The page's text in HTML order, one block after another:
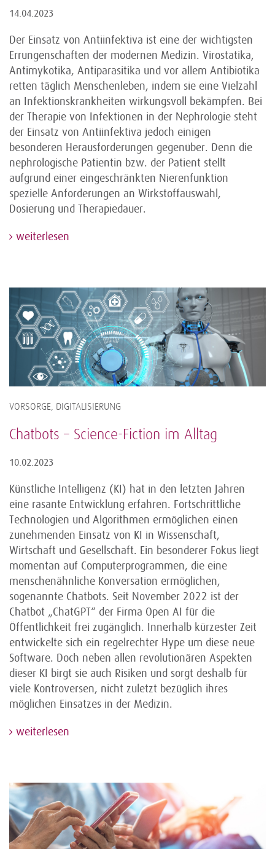
14.04.2023
Der Einsatz von Antiinfektiva ist eine der wichtigsten
Errungenschaften der modernen Medizin. Virostatika,
Antimykotika, Antiparasitika und vor allem Antibiotika
retten täglich Menschenleben, indem sie eine Vielzahl
an Infektionskrankheiten wirkungsvoll bekämpfen. Bei
der Therapie von Infektionen in der Nephrologie steht
der Einsatz von Antiinfektiva jedoch einigen
besonderen Herausforderungen gegenüber. Denn die
nephrologische Patientin bzw. der Patient stellt
aufgrund einer eingeschränkten Nierenfunktion
spezielle Anforderungen an Wirkstoffauswahl,
Dosierung und Therapiedauer.
weiterlesen
VORSORGE, DIGITALISIERUNG
Chatbots – Science-Fiction im Alltag
10.02.2023
Künstliche Intelligenz (KI) hat in den letzten Jahren
eine rasante Entwicklung erfahren. Fortschrittliche
Technologien und Algorithmen ermöglichen einen
zunehmenden Einsatz von KI in Wissenschaft,
Wirtschaft und Gesellschaft. Ein besonderer Fokus liegt
momentan auf Computerprogrammen, die eine
menschenähnliche Konversation ermöglichen,
sogenannte Chatbots. Seit November 2022 ist der
Chatbot „ChatGPT“ der Firma Open AI für die
Öffentlichkeit frei zugänglich. Innerhalb kürzester Zeit
entwickelte sich ein regelrechter Hype um diese neue
Software. Doch neben allen revolutionären Aspekten
dieser KI birgt sie auch Risiken und sorgt deshalb für
viele Kontroversen, nicht zuletzt bezüglich ihres
möglichen Einsatzes in der Medizin.
weiterlesen